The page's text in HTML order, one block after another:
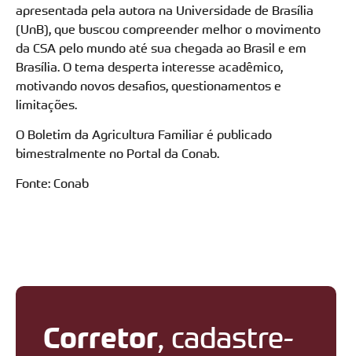
apresentada pela autora na Universidade de Brasília
(UnB), que buscou compreender melhor o movimento
da CSA pelo mundo até sua chegada ao Brasil e em
Brasília. O tema desperta interesse acadêmico,
motivando novos desafios, questionamentos e
limitações.
O Boletim da Agricultura Familiar é publicado
bimestralmente no Portal da Conab.
Fonte: Conab
Corretor, cadastre-